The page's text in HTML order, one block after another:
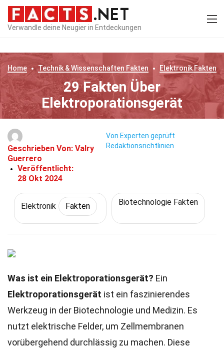
Verwandle deine Neugier in Entdeckungen
Home Technik & Wissenschaften Fakten ElektronikFakten
29 Fakten Über
Elektroporationsgerät
Geschrieben Von: Valry
Guerrero
Veröffentlicht:
28 Okt 2024
Von Experten geprüft
Redaktionsrichtlinien
Elektronik Fakten Biotechnologie Fakten
Was ist ein Elektroporationsgerät? Ein
Elektroporationsgerät ist ein faszinierendes
Werkzeug in der Biotechnologie und Medizin. Es
nutzt elektrische Felder, um Zellmembranen
vorübergehend durchlässig zu machen. Diese